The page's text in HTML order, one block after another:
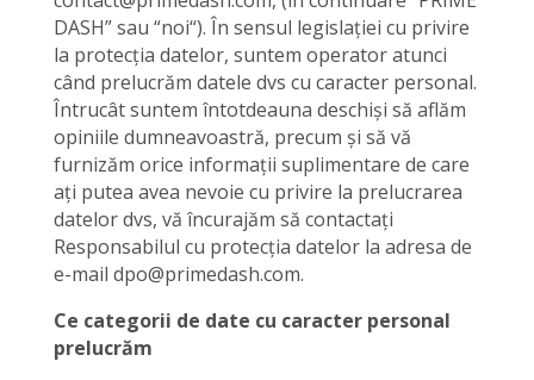
DASH” sau “noi“). În sensul legislației cu privire
la protecția datelor, suntem operator atunci
când prelucrăm datele dvs cu caracter personal.
Întrucât suntem întotdeauna deschiși să aflăm
opiniile dumneavoastră, precum și să vă
furnizăm orice informații suplimentare de care
ați putea avea nevoie cu privire la prelucrarea
datelor dvs, vă încurajăm să contactați
Responsabilul cu protecția datelor la adresa de
e-mail dpo@primedash.com.
Ce categorii de date cu caracter personal
prelucrăm